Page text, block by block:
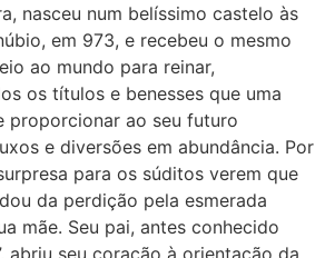
nasceu num belíssimo castelo às
em 973, e recebeu o mesmo
ao mundo para reinar,
os títulos e benesses que uma
proporcionar ao seu futuro
e diversões em abundância. Por
para os súditos verem que
da perdição pela esmerada
mãe. Seu pai, antes conhecido
abriu seu coração à orientação da